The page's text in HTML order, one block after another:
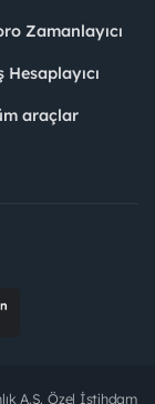
Zamanlayıcı
Hesaplayıcı
araçlar
A.Ş. Özel İstihdam